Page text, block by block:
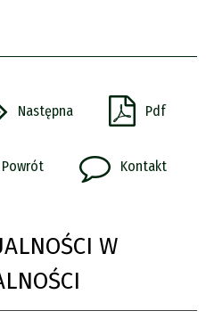
Następna Pdf
Powrót Kontakt
W